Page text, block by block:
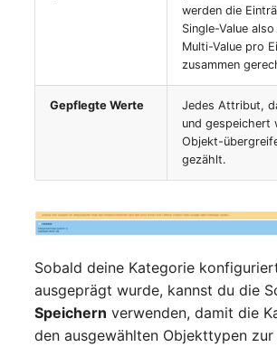
werden die
Single-Value
Multi-Value pro
zusammen
Gepflegte Werte
Jedes Attribut,
und gespeichert
Objekt-
gezählt.
Sobald deine Kategorie
ausgeprägt wurde, kannst du die
Speichern verwenden, damit die
den ausgewählten Objekttypen